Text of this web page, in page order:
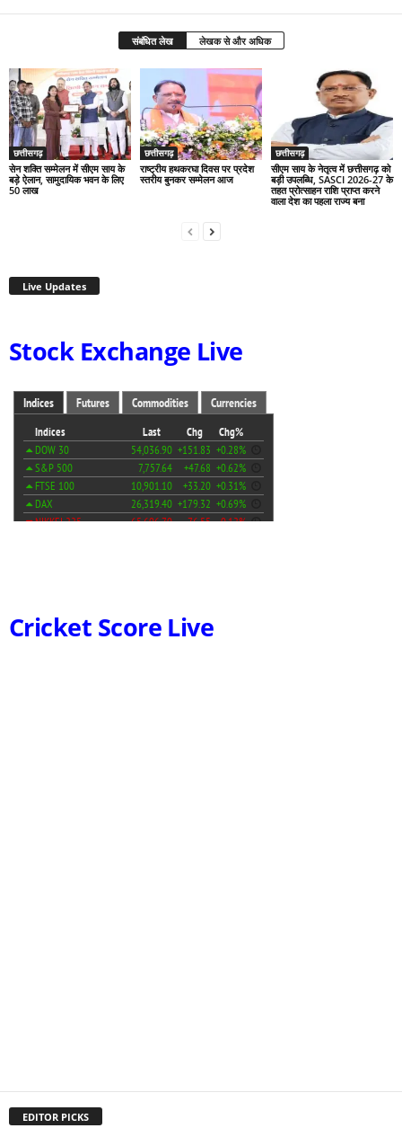
संबंधित लेख लेखक से और अधिक
छत्तीसगढ़
सेन शक्ति सम्मेलन में सीएम साय के
बड़े ऐलान, सामुदायिक भवन के लिए
50 लाख
छत्तीसगढ़
राष्ट्रीय हथकरघा दिवस पर प्रदेश
स्तरीय बुनकर सम्मेलन आज
छत्तीसगढ़
सीएम साय के नेतृत्व में छत्तीसगढ़ को
बड़ी उपलब्धि, SASCI 2026-27 के
तहत प्रोत्साहन राशि प्राप्त करने
वाला देश का पहला राज्य बना
Live Updates
Stock Exchange Live
Cricket Score Live
EDITOR PICKS